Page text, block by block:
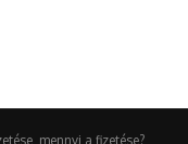
mennyi a fizetése?